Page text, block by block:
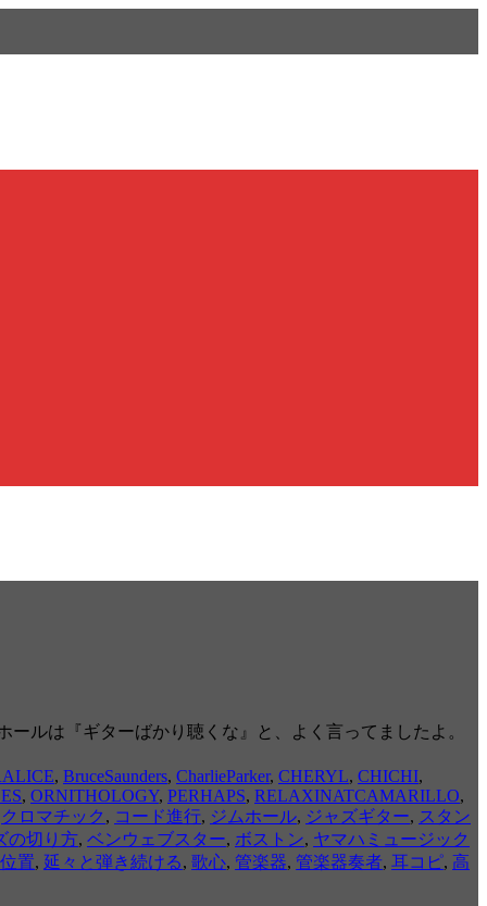
ルは『ギターばかり聴くな』と、よく言ってましたよ。
, BruceSaunders, CharlieParker, CHERYL, CHICHI,
, ORNITHOLOGY, PERHAPS, RELAXINATCAMARILLO,
クロマチック , コード進行, ジムホール, ジャズギター, スタン
の切り方, ベンウェブスター, ボストン, ヤマハミュージック
置, 延々と弾き続ける, 歌心, 管楽器, 管楽器奏者, 耳コピ, 高